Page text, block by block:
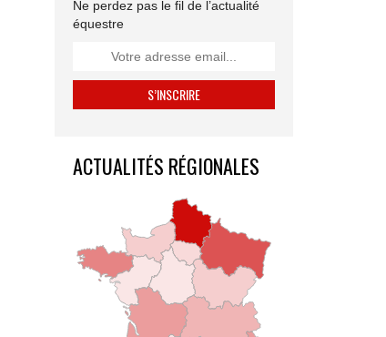
Ne perdez pas le fil de l’actualité
équestre
ACTUALITÉS RÉGIONALES